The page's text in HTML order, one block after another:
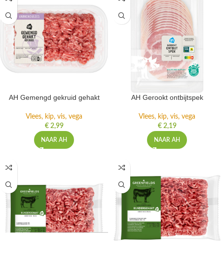
AH Gemengd gekruid gehakt
Vlees, kip, vis, vega
€2,99
NAAR AH
AH Gerookt ontbijtspek
Vlees, kip, vis, vega
€2,19
NAAR AH